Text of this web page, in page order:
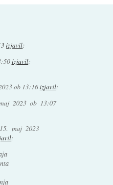
izjavil:
izjavil:
ob 13:16izjavil:
2023 ob 13:07
15. maj 2023
: